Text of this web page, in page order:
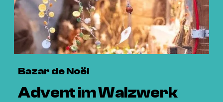
Bazar de Noël
Advent im Walzwerk